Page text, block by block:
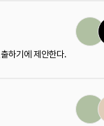
하기에 제안한다.